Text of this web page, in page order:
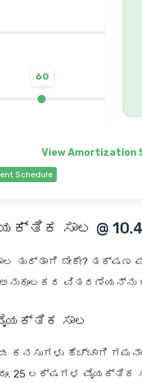
60
Schedule
ಸಾಲ @
ತುರ್ತಾಗಿ ಬೇಕೇ?
ಅನುಕೂಲಕರ ವಿತರಣೆಯನ್ನು
ಸಾಲ
ಹೆಚ್ಚಾಗಿ
ರೂ. 25 ಲಕ್ಷಗಳ